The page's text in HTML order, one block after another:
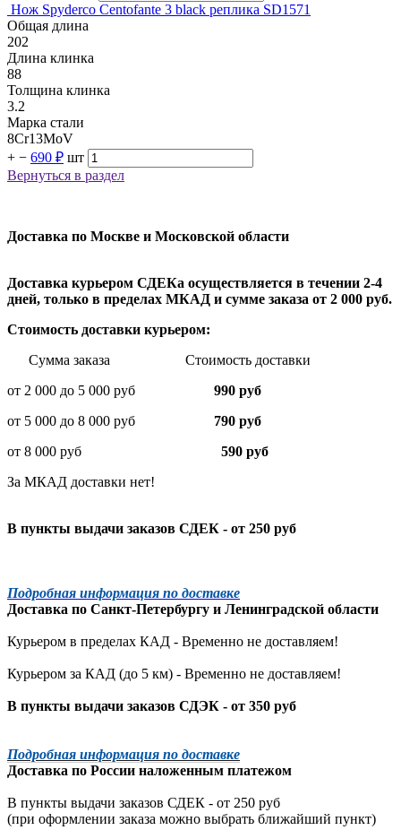
Нож Spyderco Centofante 3 black реплика SD1571
Общая длина
202
Длина клинка
88
Толщина клинка
3.2
Марка стали
8Cr13MoV
+ − 690 ₽ шт
Вернуться в раздел
Доставка по Москве и Московской области
Доставка курьером СДЕКа осуществляется в течении 2-4
дней, только в пределах МКАД и сумме заказа от 2 000 руб.
Стоимость доставки курьером:
Сумма заказа Стоимость доставки
от 2 000 до 5 000 руб
990 руб
от 5 000 до 8 000 руб 790 руб
от 8 000 руб 590 руб
За МКАД доставки нет!
В пункты выдачи заказов СДЕК - от 250 руб
Подробная информация по доставке
Доставка по Санкт-Петербургу и Ленинградской области
Курьером в пределах КАД - Временно не доставляем!
Курьером за КАД (до 5 км) - Временно не доставляем!
В пункты выдачи заказов СДЭК - от 350 руб
Подробная информация по доставке
Доставка по России наложенным платежом
В пункты выдачи заказов СДЕК - от 250 руб
(при оформлении заказа можно выбрать ближайший пункт)